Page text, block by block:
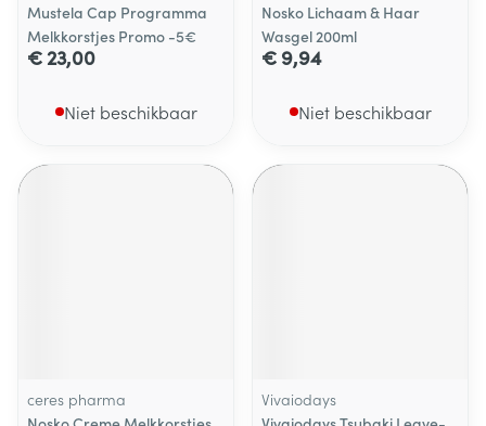
Mustela Cap Programma
Melkkorstjes Promo -5€
€ 23,00
Niet beschikbaar
Nosko Lichaam & Haar
Wasgel 200ml
€ 9,94
Niet beschikbaar
ceres pharma
Vivaiodays